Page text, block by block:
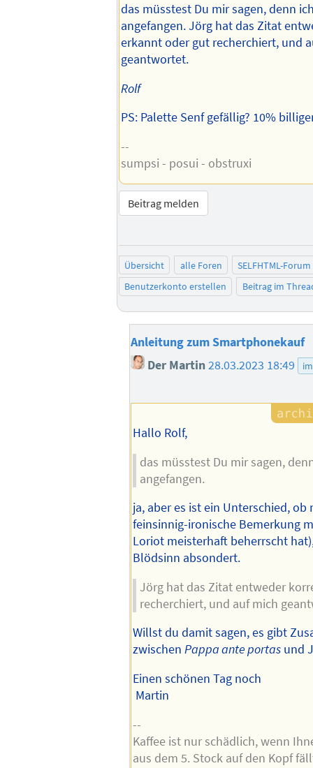
das müsstest Du mir sagen, denn
angefangen. Jörg hat das Zitat
erkannt oder gut recherchiert, und
geantwortet.
Rolf
PS: Palette Senf gefällig? 10%
--
sumpsi - posui - obstruxi
Beitrag melden
Übersicht alle Foren
SELFHTML-Forum
Benutzerkonto erstellen
Beitrag im
Anleitung zum Smartphonekauf
Der Martin 28.03.2023 18:49
Hallo Rolf,
das müsstest Du mir sagen,
angefangen.
ja, aber es ist ein Unterschied, ob
feinsinnig-ironische Bemerkung
Loriot meisterhaft beherrscht
Blödsinn absondert.
Jörg hat das Zitat entweder
recherchiert, und auf mich
Willst du damit sagen, es gibt
zwischenPappa ante portas und
Einen schönen Tag noch
Martin
--
Kaffee ist nur schädlich, wenn
aus dem 5. Stock auf den Kopf